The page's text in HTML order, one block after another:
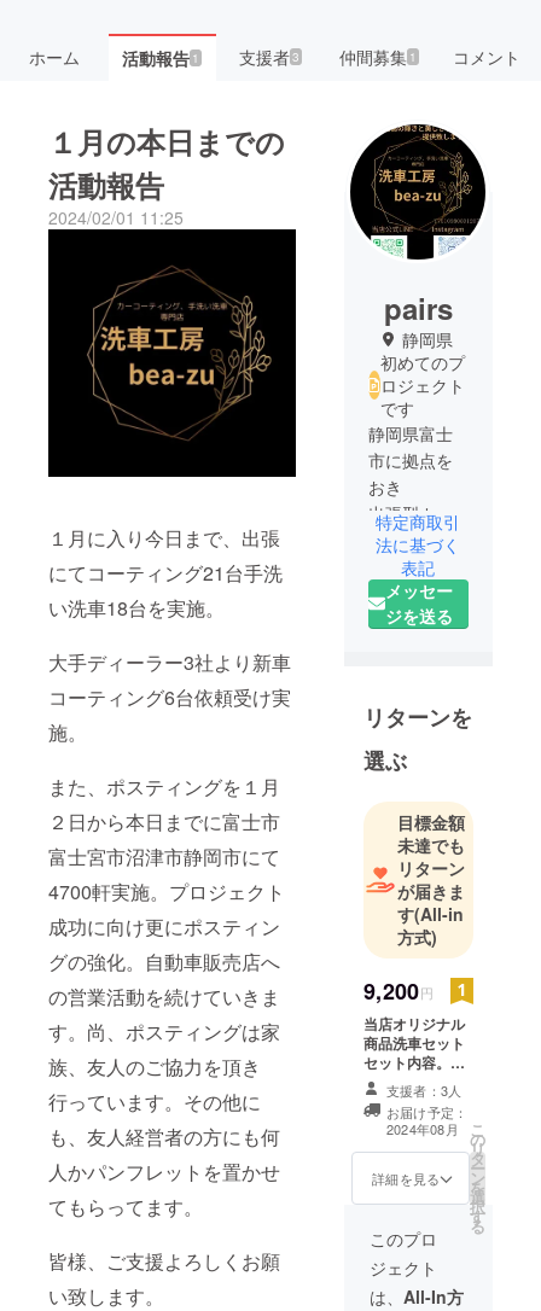
ホーム 活動報告1 支援者3 仲間募集 1 コメント
１月の本日までの
活動報告
2024/02/01 11:25
１月に入り今日まで、出張
にてコーティング21台手洗
い洗車18台を実施。
大手ディーラー3社より新車
コーティング6台依頼受け実
施。
また、ポスティングを１月
２日から本日までに富士市
富士宮市沼津市静岡市にて
4700軒実施。プロジェクト
成功に向け更にポスティン
グの強化。自動車販売店へ
の営業活動を続けていきま
す。尚、ポスティングは家
族、友人のご協力を頂き
行っています。その他に
も、友人経営者の方にも何
人かパンフレットを置かせ
てもらってます。
皆様、ご支援よろしくお願
い致します。
pairs
静岡県
初めてのプ
ロジェクト
です
静岡県富士
市に拠点を
おき
出張型カー
コーティン
グ及び手洗
い洗車専門
店を経営し
特定商取引
法に基づく
表記
メッセー
ジを送る
リターンを
選ぶ
目標金額
未達でも
リターン
が届きま
す(All-in
方式)
9,200円
当店オリジナル
商品洗車セット
セット内容。リ
テールブラシ、
ボディ用ラモッ
プ、洗車用洗
剤、拭き上げタ
オルタイヤワッ
クス リターン品
8月から佐川急便
にて 順次配送予
支援者：3人
お届け予定：
2024年08月
詳細を見る
こ
の
リ
タ
ー
ン
を
選
択
す
る
このプロ
ジェクト
は、 All-In方